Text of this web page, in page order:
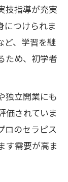
技指導が充実
につけられま
ど、学習を継
ため、初学者
独立開業にも
価されていま
ロのセラピス
す需要が高ま